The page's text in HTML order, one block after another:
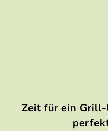
Zeit für ein Grill-